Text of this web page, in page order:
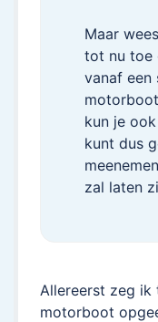
Maar
tot nu toe
vanaf een
kun je
kunt dus
zal laten
Allereerst zeg ik
motorboot